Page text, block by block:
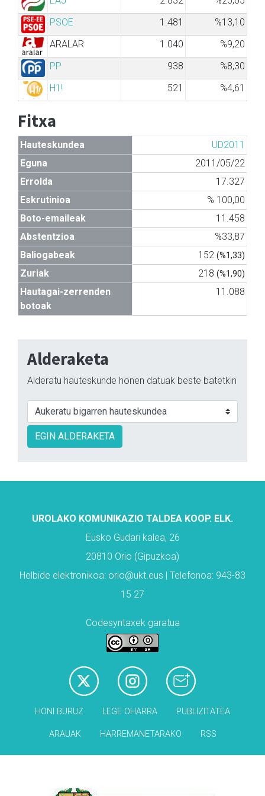
PSOE
1.481
%13,10
ARALAR
1.040
%9,20
PP
938
%8,30
H1!
521 %4,61
Fitxa
Hauteskundea
UD2011
Eguna
2011/05/22
Errolda
17.327
Eskrutinioa
% 100,00
Boto-emaileak
11.458
Abstentzioa
%33,87
Baliogabeak
152 (%1,33)
Zuriak 218 (%1,90)
Hautagai-zerrenden
botoak
11.088
Alderaketa
Alderatu hauteskunde honen datuak beste batetkin
EGIN ALDERAKETA
UROLAKO KOMUNIKAZIO TALDEA KOOP. ELK.
Eusko Gudari kalea, 26
20810 Orio (Gipuzkoa)
Helbide elektronikoa: orio@ukt.eus | Telefonoa: 943-83
15 27
Codesyntaxek garatua
HONI BURUZ LEGE OHARRA PUBLIZITATEA
ARAUAK HARREMANETARAKO RSS